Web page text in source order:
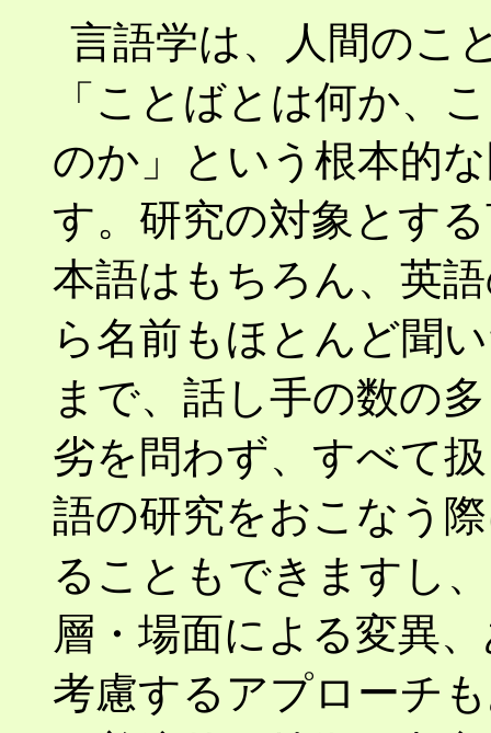
言語学は、人間のこ
「ことばとは何か、
のか」という根本的
す。研究の対象とす
本語はもちろん、英
ら名前もほとんど聞
まで、話し手の数の
劣を問わず、すべて
語の研究をおこなう
ることもできますし
層・場面による変異
考慮するアプローチ